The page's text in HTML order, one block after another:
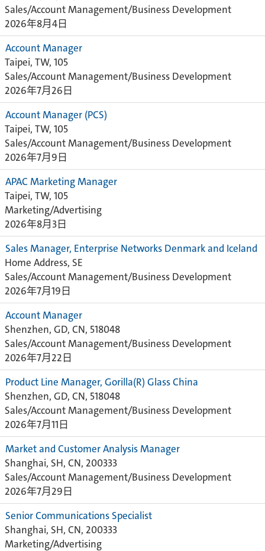
Sales/Account Management/Business Development
2026年8月4日
Account Manager
Taipei, TW, 105
Sales/Account Management/Business Development
2026年7月26日
Account Manager (PCS)
Taipei, TW, 105
Sales/Account Management/Business Development
2026年7月9日
APAC Marketing Manager
Taipei, TW, 105
Marketing/Advertising
2026年8月3日
Sales Manager, Enterprise Networks Denmark and Iceland
Home Address, SE
Sales/Account Management/Business Development
2026年7月19日
Account Manager
Shenzhen, GD, CN, 518048
Sales/Account Management/Business Development
2026年7月22日
Product Line Manager, Gorilla(R) Glass China
Shenzhen, GD, CN, 518048
Sales/Account Management/Business Development
2026年7月11日
Market and Customer Analysis Manager
Shanghai, SH, CN, 200333
Sales/Account Management/Business Development
2026年7月29日
Senior Communications Specialist
Shanghai, SH, CN, 200333
Marketing/Advertising